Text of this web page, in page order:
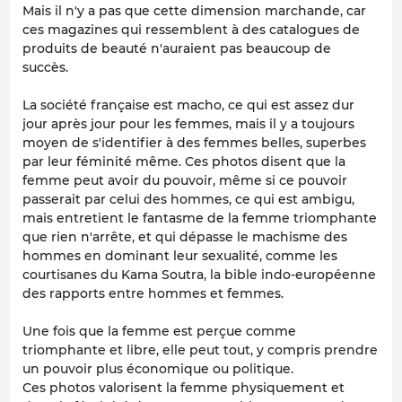
Mais il n'y a pas que cette dimension marchande, car
ces magazines qui ressemblent à des catalogues de
produits de beauté n'auraient pas beaucoup de
succès.
La société française est macho, ce qui est assez dur
jour après jour pour les femmes, mais il y a toujours
moyen de s'identifier à des femmes belles, superbes
par leur féminité même. Ces photos disent que la
femme peut avoir du pouvoir, même si ce pouvoir
passerait par celui des hommes, ce qui est ambigu,
mais entretient le fantasme de la femme triomphante
que rien n'arrête, et qui dépasse le machisme des
hommes en dominant leur sexualité, comme les
courtisanes du Kama Soutra, la bible indo-européenne
des rapports entre hommes et femmes.
Une fois que la femme est perçue comme
triomphante et libre, elle peut tout, y compris prendre
un pouvoir plus économique ou politique.
Ces photos valorisent la femme physiquement et